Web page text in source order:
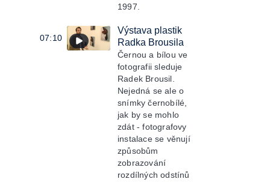
1997.
07:10
Výstava plastik
Radka Brousila
Černou a bílou ve
fotografii sleduje
Radek Brousil.
Nejedná se ale o
snímky černobílé,
jak by se mohlo
zdát - fotografovy
instalace se věnují
způsobům
zobrazování
rozdílných odstínů